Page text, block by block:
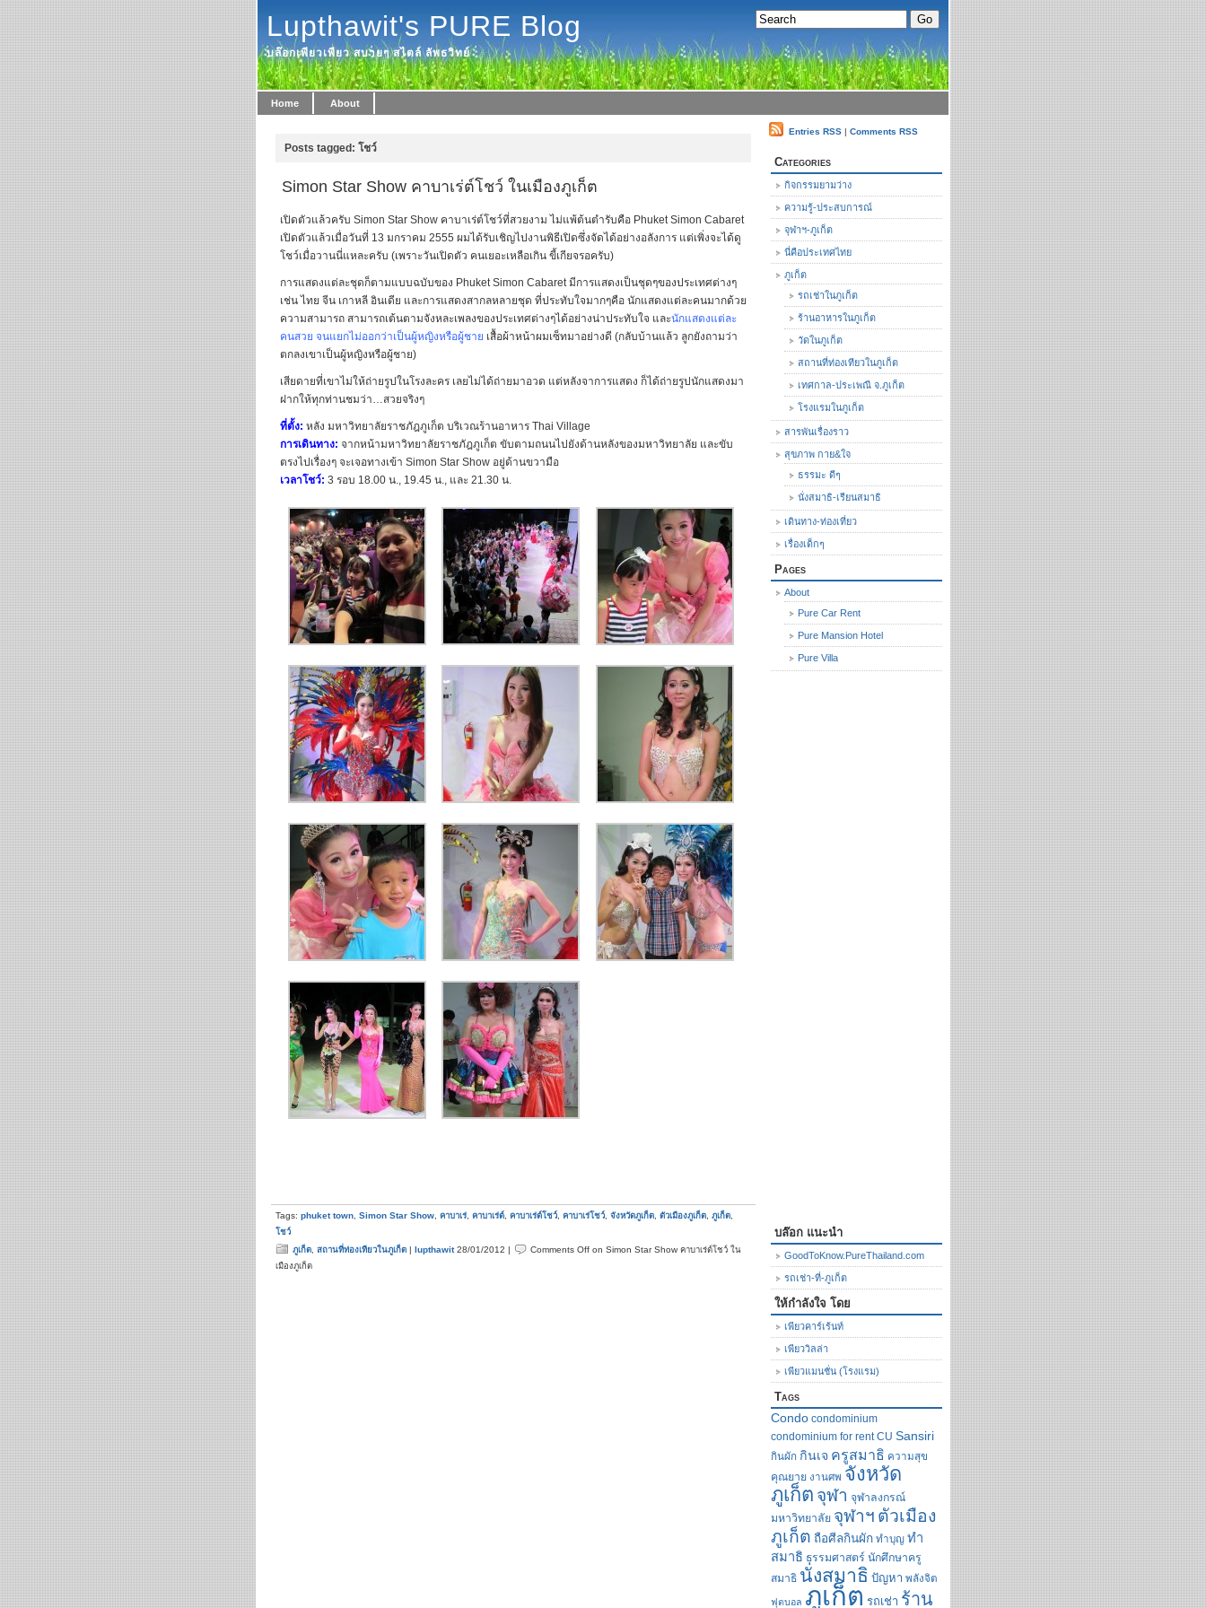
Lupthawit's PURE Blog
บล๊อกเพียวเพียว สบายๆ สไตล์ ลัพธวิทย์
Home About
Posts tagged: โชว์
Simon Star Show คาบาเร่ต์โชว์ ในเมืองภูเก็ต
เปิดตัวแล้วครับ Simon Star Show คาบาเร่ต์โชว์ที่สวยงาม ไม่แพ้ต้นตำรับคือ Phuket Simon Cabaret
เปิดตัวแล้วเมื่อวันที่ 13 มกราคม 2555 ผมได้รับเชิญไปงานพิธีเปิดซึ่งจัดได้อย่างอลังการ แต่เพิ่งจะได้ดู
โชว์เมื่อวานนี่แหละครับ (เพราะวันเปิดตัว คนเยอะเหลือเกิน ขี้เกียจรอครับ)
การแสดงแต่ละชุดก็ตามแบบฉบับของ Phuket Simon Cabaret มีการแสดงเป็นชุดๆของประเทศต่างๆ
เช่น ไทย จีน เกาหลี อินเดีย และการแสดงสากลหลายชุด ที่ประทับใจมากๆคือ นักแสดงแต่ละคนมากด้วย
ความสามารถ สามารถเต้นตามจังหละเพลงของประเทศต่างๆได้อย่างน่าประทับใจ และนักแสดงแต่ละ
คนสวย จนแยกไม่ออกว่าเป็นผู้หญิงหรือผู้ชาย เสื้อผ้าหน้าผมเซ็ทมาอย่างดี (กลับบ้านแล้ว ลูกยังถามว่า
ตกลงเขาเป็นผู้หญิงหรือผู้ชาย)
เสียดายที่เขาไม่ให้ถ่ายรูปในโรงละคร เลยไม่ได้ถ่ายมาอวด แต่หลังจาการแสดง ก็ได้ถ่ายรูปนักแสดงมา
ฝากให้ทุกท่านชมว่า…สวยจริงๆ
ที่ตั้ง: หลัง มหาวิทยาลัยราชภัฎภูเก็ต บริเวณร้านอาหาร Thai Village
การเดินทาง: จากหน้ามหาวิทยาลัยราชภัฎภูเก็ต ขับตามถนนไปยังด้านหลังของมหาวิทยาลัย และขับ
ตรงไปเรื่องๆ จะเจอทางเข้า Simon Star Show อยู่ด้านขวามือ
เวลาโชว์: 3 รอบ 18.00 น., 19.45 น., และ 21.30 น.
Tags: phuket town Simon Star Show คาบาเร่, คาบาเร่ต์ คาบาเร่ต์โชว์ คาบาเร่โชว์ จังหวัดภูเก็ต ตัวเมืองภูเก็ต ภูเก็ต
โชว์
ภูเก็ต สถานที่ท่องเทียวในภูเก็ต | lupthawit28/01/2012 | Comments Off on Simon Star Show คาบาเร่ต์โชว์ ใน
เมืองภูเก็ต
Entries RSS | Comments RSS
Categories
กิจกรรมยามว่าง
ความรู้-ประสบการณ์
จุฬาฯ-ภูเก็ต
นี่คือประเทศไทย
ภูเก็ต
รถเช่าในภูเก็ต
ร้านอาหารในภูเก็ต
วัดในภูเก็ต
สถานที่ท่องเทียวในภูเก็ต
เทศกาล-ประเพณี จ.ภูเก็ต
โรงแรมในภูเก็ต
สารพันเรื่องราว
สุขภาพ กาย&ใจ
ธรรมะ ดีๆ
นั่งสมาธิ-เรียนสมาธิ
เดินทาง-ท่องเที่ยว
เรื่องเด็กๆ
Pages
About
Pure Car Rent
Pure Mansion Hotel
Pure Villa
บล๊อก แนะนำ
GoodToKnow.PureThailand.com
รถเช่า-ที่-ภูเก็ต
ให้กำลังใจ โดย
เพียวคาร์เร้นท์
เพียววิลล่า
เพียวแมนชั่น (โรงแรม)
Tags
Condo condominium
condominium for rent CU Sansiri
กินผัก กินเจ ครูสมาธิ ความสุข
คุณยาย งานศพ จังหวัด
ภูเก็ต จุฬา จุฬาลงกรณ์
มหาวิทยาลัย จุฬาฯ ตัวเมือง
ภูเก็ต ถือศีลกินผัก ทำบุญ ทำ
สมาธิ ธรรมศาสตร์ นักศึกษาครู
สมาธิ นั่งสมาธิ ปัญหา พลังจิต
ฟุตบอล ภูเก็ต รถเช่า ร้าน